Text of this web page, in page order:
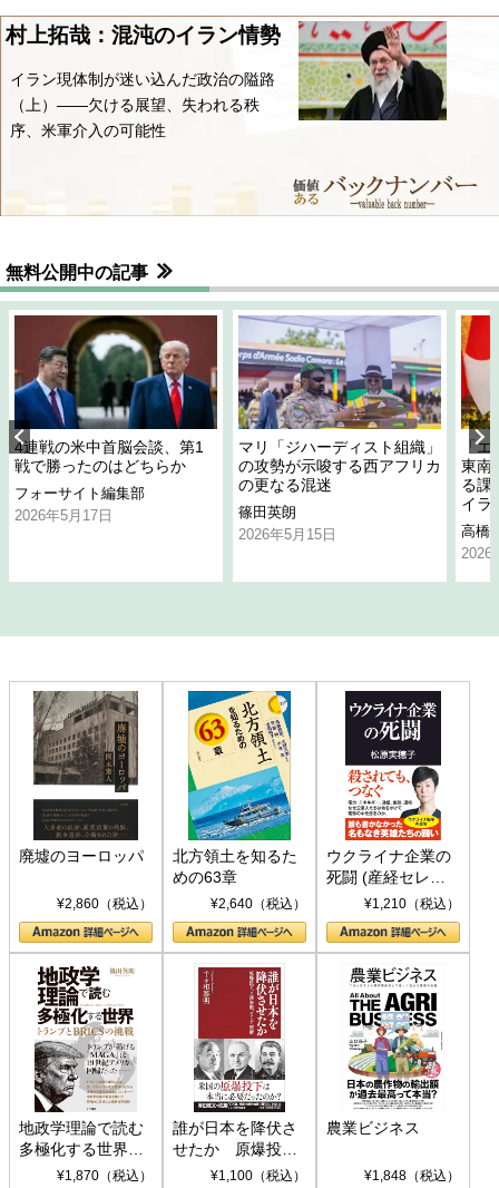
村上拓哉：混沌のイラン情勢
イラン現体制が迷い込んだ政治の隘路
（上）――欠ける展望、失われる秩
序、米軍介入の可能性
無料公開中の記事
4連戦の米中首脳会談、第1
戦で勝ったのはどちらか
フォーサイト編集部
2026年5月17日
マリ「ジハーディスト組織」
の攻勢が示唆する西アフリカ
の更なる混迷
篠田英朗
2026年5月15日
「
東南
る課
イラ
高橋
2026
廃墟のヨーロッパ
¥2,860（税込）
北方領土を知るた
めの63章
¥2,640（税込）
ウクライナ企業の
死闘 (産経セレク
ト S 039)¥1,210（税込）
地政学理論で読む
多極化する世界：
トランプとBRICS
¥1,870（税込）
誰が日本を降伏さ
せたか 原爆投
下、ソ連参戦、そ
¥1,100（税込）
農業ビジネス
¥1,848（税込）